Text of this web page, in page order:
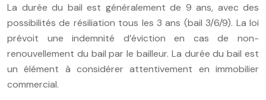
La durée du bail est généralement de 9 ans, avec des
possibilités de résiliation tous les 3 ans (bail 3/6/9). La loi
prévoit une indemnité d’éviction en cas de non-
renouvellement du bail par le bailleur. La durée du bail est
un élément à considérer attentivement en immobilier
commercial.